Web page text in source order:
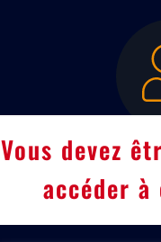
Vous devez
accéder